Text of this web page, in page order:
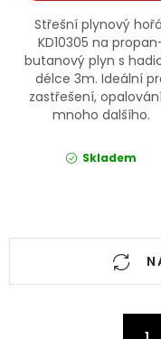
Střešní plynový
KD10305 na
butanový plyn s
délce 3m. Ideální
zastřešení,
mnoho dalšího.
Skladem
Ovládací prvky